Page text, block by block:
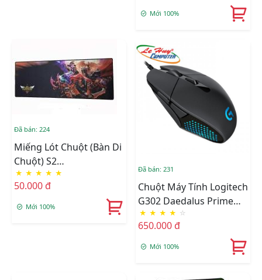
Mới 100%
Đã bán: 224
Miếng Lót Chuột (Bàn Di
Chuột) S2
(300*800*3mm)
★ ★ ★ ★ ★
50.000 đ
Mới 100%
Đã bán: 231
Chuột Máy Tính Logitech
G302 Daedalus Prime
Gaming
★ ★ ★ ★ ☆
650.000 đ
Mới 100%